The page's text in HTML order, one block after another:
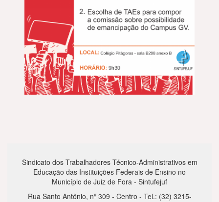
Sindicato dos Trabalhadores Técnico-Administrativos em
Educação das Instituições Federais de Ensino no
Município de Juiz de Fora - Sintufejuf
Rua Santo Antônio, nº 309 - Centro - Tel.: (32) 3215-